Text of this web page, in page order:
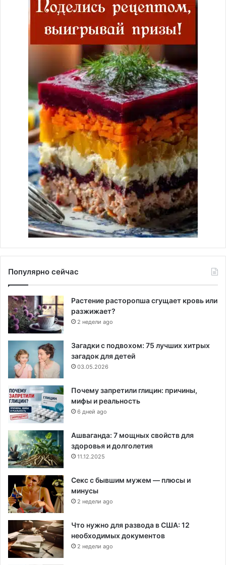
Популярно сейчас
Растение расторопша сгущает кровь или
разжижает?
2 недели ago
Загадки с подвохом: 75 лучших хитрых
загадок для детей
03.05.2026
Почему запретили глицин: причины,
мифы и реальность
6 дней ago
Ашваганда: 7 мощных свойств для
здоровья и долголетия
11.12.2025
Секс с бывшим мужем — плюсы и
минусы
2 недели ago
Что нужно для развода в США: 12
необходимых документов
2 недели ago